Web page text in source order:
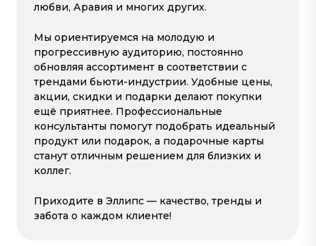
О ЦЕНТРЕ
МАГАЗИНЫ
МАГАЗИНЫ
любви, Аравия и многих других.
Мы ориентируемся на молодую и
прогрессивную аудиторию, постоянно
обновляя ассортимент в соответствии с
трендами бьюти-индустрии. Удобные цены,
акции, скидки и подарки делают покупки
ещё приятнее. Профессиональные
консультанты помогут подобрать идеальный
продукт или подарок, а подарочные карты
станут отличным решением для близких и
коллег.
Приходите в Эллипс — качество, тренды и
забота о каждом клиенте!